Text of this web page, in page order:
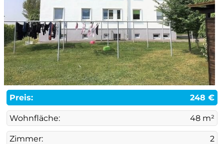
Preis: 248 €
Wohnfläche: 48 m²
Zimmer: 2